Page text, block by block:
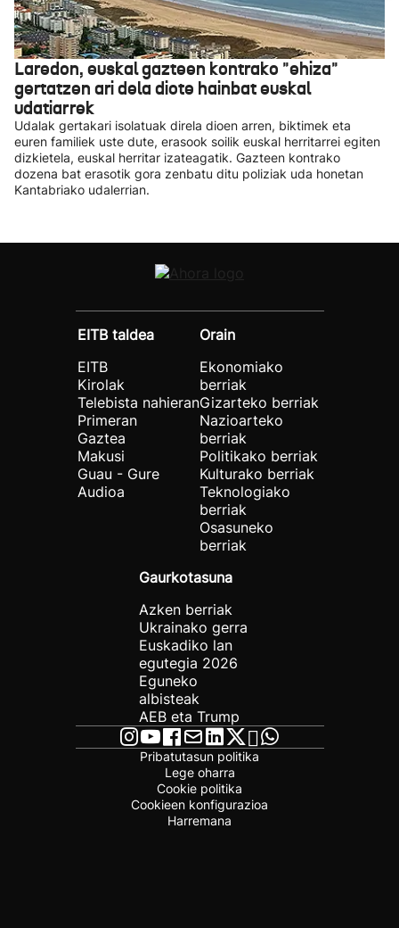
Laredon, euskal gazteen kontrako "ehiza"
gertatzen ari dela diote hainbat euskal
udatiarrek
Udalak gertakari isolatuak direla dioen arren, biktimek eta
euren familiek uste dute, erasook soilik euskal herritarrei egiten
dizkietela, euskal herritar izateagatik. Gazteen kontrako
dozena bat erasotik gora zenbatu ditu poliziak uda honetan
Kantabriako udalerrian.
EITB taldea
EITB
Kirolak
Telebista nahieran
Primeran
Gaztea
Makusi
Guau - Gure
Audioa
Orain
Ekonomiako
berriak
Gizarteko berriak
Nazioarteko
berriak
Politikako berriak
Kulturako berriak
Teknologiako
berriak
Osasuneko
berriak
Gaurkotasuna
Azken berriak
Ukrainako gerra
Euskadiko lan
egutegia 2026
Eguneko
albisteak
AEB eta Trump
Pribatutasun politika
Lege oharra
Cookie politika
Cookieen konfigurazioa
Harremana